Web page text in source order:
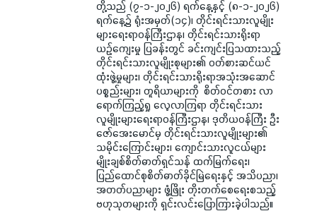
တို့သည် (၇-၁-၂၀၂၆) ရက်နေ့နှင့် (၈-၁-၂၀၂၆)
ရက်နေ့၌ ရုံးအမှတ်(၁၄)၊ တိုင်းရင်းသားလူမျိုး
များရေးရာဝန်ကြီးဌာန၊ တိုင်းရင်းသားရိုးရာ
ယဉ်ကျေးမှု ပြခန်းတွင် ခင်းကျင်းပြသထားသည့်
တိုင်းရင်းသားလူမျိုးစုများ၏ ဝတ်စားဆင်ယင်
ထုံးဖွဲ့မှုများ၊ တိုင်းရင်းသားရိုးရာအသုံးအဆောင်
ပစ္စည်းများ၊ တူရိယာများကို စိတ်ဝင်တစား လာ
ရောက်ကြည့်ရှု လေ့လာကြရာ တိုင်းရင်းသား
လူမျိုးများရေးရာဝန်ကြီးဌာန၊ ဒုတိယဝန်ကြီး ဦး
ဇော်အေးမောင်မှ တိုင်းရင်းသားလူမျိုးများ၏
သမိုင်းကြောင်းများ၊ ကျောင်းသားလူငယ်များ
မျိုးချစ်စိတ်ဓာတ်ရှင်သန် ထက်မြက်ရေး၊
ပြည်ထောင်စုစိတ်ဓာတ်ခိုင်မြဲရေးနှင့် အသိပညာ၊
အတတ်ပညာများ ဖွံ့ဖြိုး တိုးတက်စေရေးစသည့်
ဗဟုသုတများကို ရှင်းလင်းပြောကြားခဲ့ပါသည်။